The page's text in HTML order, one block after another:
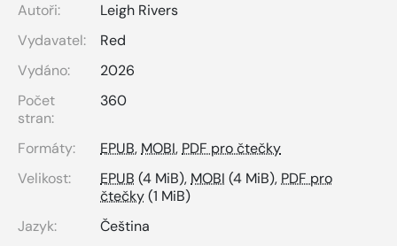
Autoři:
Leigh Rivers
Vydavatel:
Red
Vydáno:
2026
Počet
stran:
360
Formáty: EPUB,MOBI,PDF pro čtečky
Velikost:
EPUB (4 MiB),MOBI (4 MiB),PDF pro
čtečky(1 MiB)
Jazyk:
Čeština